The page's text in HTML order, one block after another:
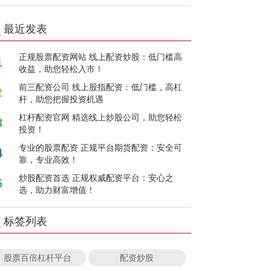
最近发表
正规股票配资网站 线上配资炒股：低门槛高
收益，助您轻松入市！
前三配资公司 线上股指配资：低门槛，高杠
杆，助您把握投资机遇
杠杆配资官网 精选线上炒股公司，助您轻松
投资！
专业的股票配资 正规平台期货配资：安全可
靠，专业高效！
炒股配资首选 正规权威配资平台：安心之
选，助力财富增值！
标签列表
股票百倍杠杆平台 配资炒股